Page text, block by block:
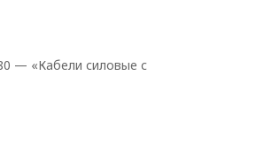
— «Кабели силовые с